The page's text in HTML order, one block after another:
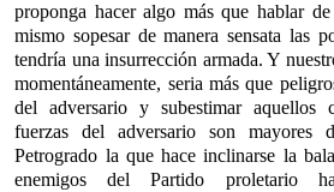
proponga hacer algo más que hablar
mismo sopesar de manera sensata las
tendría una insurrección armada. Y
momentáneamente, seria más que
del adversario y subestimar aquellos
fuerzas del adversario son mayores
Petrogrado la que hace inclinarse la
enemigos del Partido proletario